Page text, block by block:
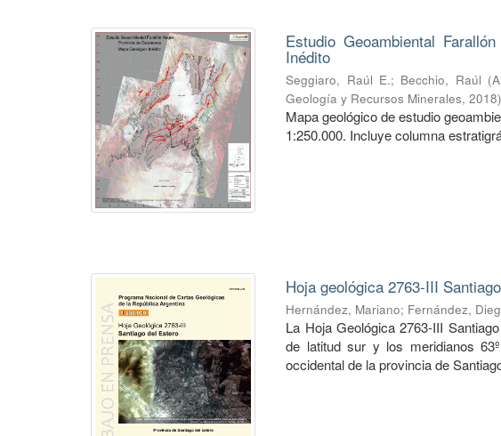
Estudio Geoambiental
Inédito
Seggiaro, Raúl E.; Becchio, Raúl (
Geología y Recursos Minerales,2018)
Mapa geológico de estudio
1:250.000. Incluye columna
Hoja geológica 2763-III
Hernández, Mariano; Fernández,
La Hoja Geológica 2763-III
de latitud sur y los meridianos
occidental de la provincia de